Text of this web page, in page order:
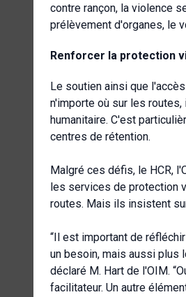
contre rançon, la violence
prélèvement d'organes, le
Renforcer la protection
Le soutien ainsi que
n'importe où sur les
humanitaire. C'est
centres de rétention.
Malgré ces défis, le HCR,
les services de protection
routes. Mais ils insistent
“Il est important de
un besoin, mais aussi plus
déclaré M. Hart de l'OIM.
facilitateur. Un autre